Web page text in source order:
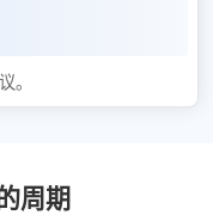
。
周期